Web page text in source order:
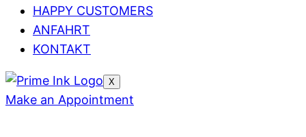
HAPPY CUSTOMERS
ANFAHRT
KONTAKT
X
Make an Appointment